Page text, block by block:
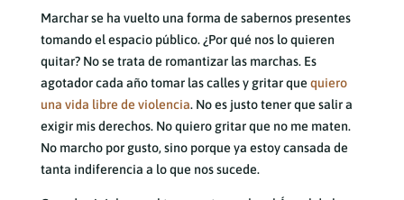
Marchar se ha vuelto una forma de sabernos presentes
tomando el espacio público. ¿Por qué nos lo quieren
quitar? No se trata de romantizar las marchas. Es
agotador cada año tomar las calles y gritar que quiero
una vida libre de violencia. No es justo tener que salir a
exigir mis derechos. No quiero gritar que no me maten.
No marcho por gusto, sino porque ya estoy cansada de
tanta indiferencia a lo que nos sucede.